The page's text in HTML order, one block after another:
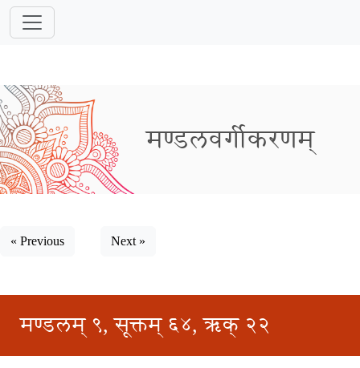
मण्डलवर्गीकरणम्
« Previous Next »
मण्डलम् ९, सूक्तम् ६४, ऋक् २२